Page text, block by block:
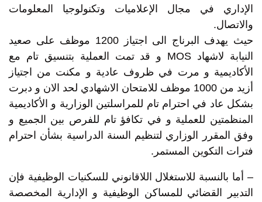
الإداري في مجال الإعلاميات وتكنولوجيا المعلومات
والاتصال.
حيث يهدف البرناج الى اجتياز 1200 موظف على صعيد
النيابة لاشهاد MOS و قد تمت العملية بتنسيق تام مع
الأكاديمية و مرت في ظروف عادية و مكنت من اجتياز
أزيد من 1000 موظف للامتحان الاشهادي لحد الان و دبرت
بشكل عاد في احترام تام للمراسلتين الوزارية و الأكاديمية
المنظمتين للعملية و في تكافؤ تام للفرص بين الجميع و
وفق المقرر الوزاري لتنظيم السنة الدراسية بشأن احترام
فترات التكوين المستمر.
– أما بالنسبة للاستغلال اللاقانوني للسكنيات الوظيفية فإن
التدبير القضائي للمساكن الوظيفية و الإدارية المخصصة